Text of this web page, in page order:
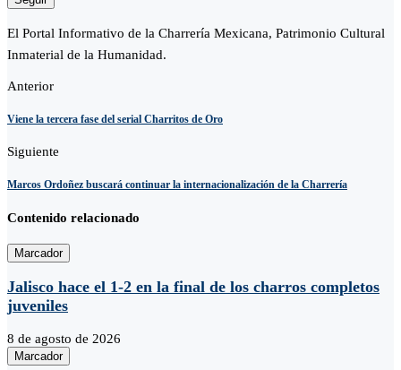
El Portal Informativo de la Charrería Mexicana, Patrimonio Cultural
Inmaterial de la Humanidad.
Anterior
Viene la tercera fase del serial Charritos de Oro
Siguiente
Marcos Ordoñez buscará continuar la internacionalización de la Charrería
Contenido relacionado
Marcador
Jalisco hace el 1-2 en la final de los charros completos
juveniles
8 de agosto de 2026
Marcador